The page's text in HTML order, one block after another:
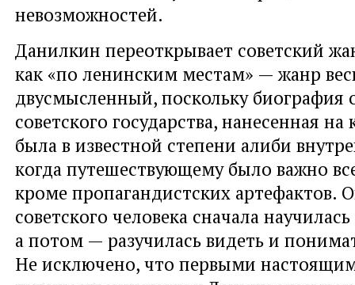
невозможностей.
Данилкин переоткрывает советский
как «по ленинским местам» — жанр
двусмысленный, поскольку биография
советского государства, нанесенная на
была в известной степени алиби
когда путешествующему было важно
кроме пропагандистских артефактов.
советского человека сначала
а потом — разучилась видеть и
Не исключено, что первыми